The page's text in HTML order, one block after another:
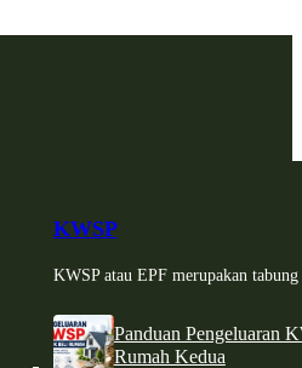
KWSP
KWSP atau EPF merupakan
Panduan Pengeluaran
Rumah Kedua